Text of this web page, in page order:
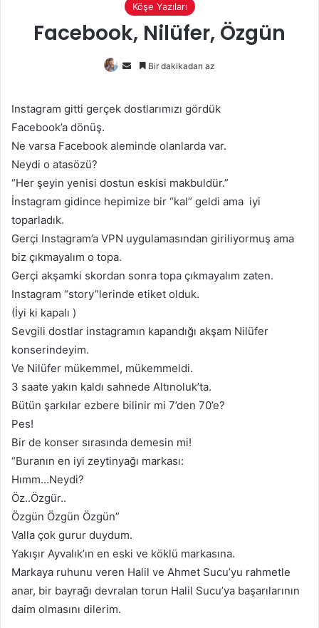
Köşe Yazıları
Facebook, Nilüfer, Özgün
Bir
göndermek
Bir dakikadan az
Instagram gitti gerçek dostlarımızı gördük
Facebook’a dönüş.
Ne varsa Facebook aleminde olanlarda var.
Neydi o atasözü?
“Her şeyin yenisi dostun eskisi makbuldür.”
İnstagram gidince hepimize bir “kal” geldi ama iyi
toparladık.
Gerçi Instagram’a VPN uygulamasından giriliyormuş ama
biz çıkmayalım o topa.
Gerçi akşamki skordan sonra topa çıkmayalım zaten.
Instagram “story”lerinde etiket olduk.
(İyi ki kapalı )
Sevgili dostlar instagramın kapandığı akşam Nilüfer
konserindeyim.
Ve Nilüfer mükemmel, mükemmeldi.
3 saate yakın kaldı sahnede Altınoluk’ta.
Bütün şarkılar ezbere bilinir mi 7’den 70’e?
Pes!
Bir de konser sırasında demesin mi!
“Buranın en iyi zeytinyağı markası:
Hımm…Neydi?
Öz..Özgür..
Özgün Özgün Özgün”
Valla çok gurur duydum.
Yakışır Ayvalık’ın en eski ve köklü markasına.
Markaya ruhunu veren Halil ve Ahmet Sucu’yu rahmetle
anar, bir bayrağı devralan torun Halil Sucu’ya başarılarının
daim olmasını dilerim.